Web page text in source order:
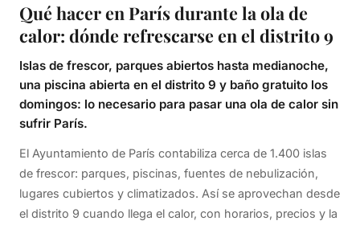
Qué hacer en París durante la ola de
calor: dónde refrescarse en el distrito 9
Islas de frescor, parques abiertos hasta medianoche,
una piscina abierta en el distrito 9 y baño gratuito los
domingos: lo necesario para pasar una ola de calor sin
sufrir París.
El Ayuntamiento de París contabiliza cerca de 1.400 islas
de frescor: parques, piscinas, fuentes de nebulización,
lugares cubiertos y climatizados. Así se aprovechan desde
el distrito 9 cuando llega el calor, con horarios, precios y la